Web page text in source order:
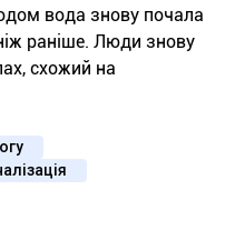
вода знову почала
раніше. Люди знову
схожий на